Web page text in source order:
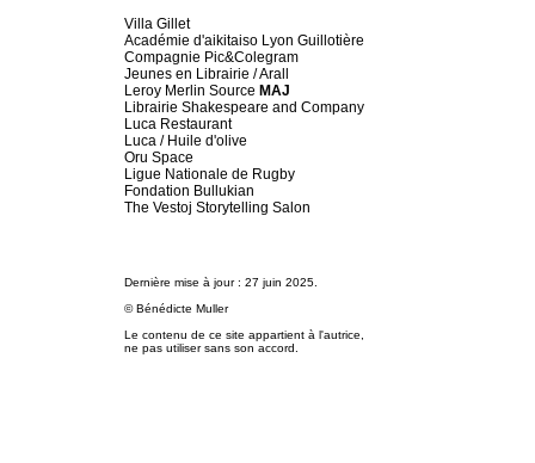
Villa Gillet
Académie d'aikitaiso Lyon Guillotière
Compagnie Pic&Colegram
Jeunes en Librairie / Arall
Leroy Merlin Source MAJ
Librairie Shakespeare and Company
Luca Restaurant
Luca / Huile d'olive
Oru Space
Ligue Nationale de Rugby
Fondation Bullukian
The Vestoj Storytelling Salon
Dernière mise à jour : 27 juin 2025.
© Bénédicte Muller
Le contenu de ce site appartient à l'autrice,
ne pas utiliser sans son accord.